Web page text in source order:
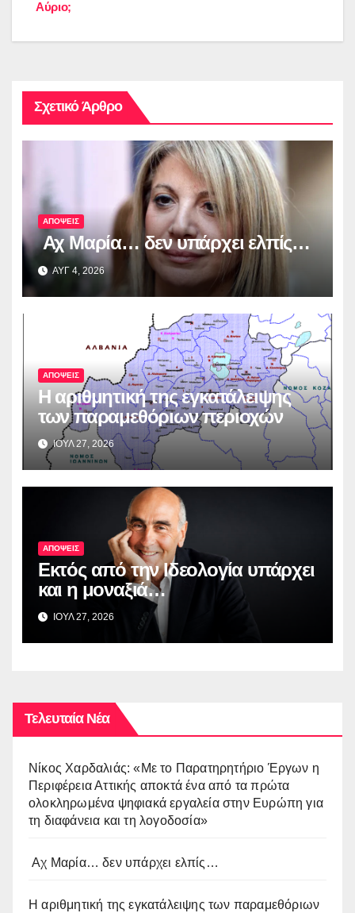
άρθρων
Αύριο;
Σχετικό Άρθρο
ΑΠΟΨΕΙΣ
Αχ Μαρία… δεν υπάρχει ελπίς…
ΑΥΓ 4, 2026
ΑΠΟΨΕΙΣ
Η αριθμητική της εγκατάλειψης
των παραμεθόριων περιοχών
ΙΟΥΛ 27, 2026
ΑΠΟΨΕΙΣ
Εκτός από την Ιδεολογία υπάρχει
και η μοναξιά…
ΙΟΥΛ 27, 2026
Τελευταία Νέα
Νίκος Χαρδαλιάς: «Με το Παρατηρητήριο Έργων η
Περιφέρεια Αττικής αποκτά ένα από τα πρώτα
ολοκληρωμένα ψηφιακά εργαλεία στην Ευρώπη για
τη διαφάνεια και τη λογοδοσία»
Αχ Μαρία… δεν υπάρχει ελπίς…
Η αριθμητική της εγκατάλειψης των παραμεθόριων